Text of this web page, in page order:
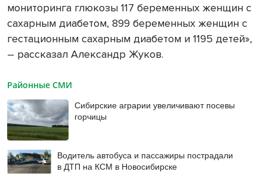
мониторинга глюкозы 117 беременных женщин с
сахарным диабетом, 899 беременных женщин с
гестационным сахарным диабетом и 1195 детей»,
– рассказал Александр Жуков.
Районные СМИ
Сибирские аграрии увеличивают посевы
горчицы
Водитель автобуса и пассажиры пострадали
в ДТП на КСМ в Новосибирске